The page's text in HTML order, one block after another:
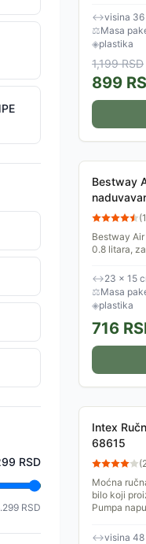
RSD
RSD
↔visina 36
⚖Masa
◈plastika
1,199RSD
899
Bestway
(
Bestway
0.8 litara,
↔23 × 15
⚖Masa
◈plastika
716
Intex
68615
(
Moćna
bilo koji
Pumpa
↔visina 48